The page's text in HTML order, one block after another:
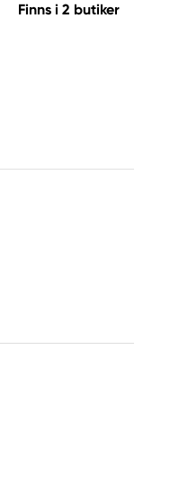
Finns i 2 butiker